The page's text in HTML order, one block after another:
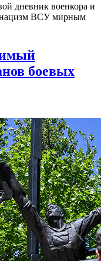
дневник военкора и
нацизм ВСУ мирным
боевых